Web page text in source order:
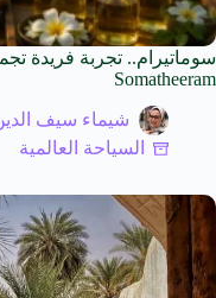
سوماتيرام.. تجربة فريدة
Somatheeram
شيماء سيف
السياحة العالمية